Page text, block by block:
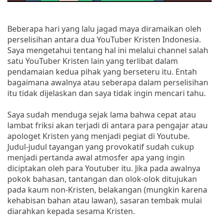
Beberapa hari yang lalu jagad maya diramaikan oleh
perselisihan antara dua YouTuber Kristen Indonesia.
Saya mengetahui tentang hal ini melalui channel salah
satu YouTuber Kristen lain yang terlibat dalam
pendamaian kedua pihak yang berseteru itu. Entah
bagaimana awalnya atau seberapa dalam perselisihan
itu tidak dijelaskan dan saya tidak ingin mencari tahu.
Saya sudah menduga sejak lama bahwa cepat atau
lambat friksi akan terjadi di antara para pengajar atau
apologet Kristen yang menjadi pegiat di Youtube.
Judul-judul tayangan yang provokatif sudah cukup
menjadi pertanda awal atmosfer apa yang ingin
diciptakan oleh para Youtuber itu. Jika pada awalnya
pokok bahasan, tantangan dan olok-olok ditujukan
pada kaum non-Kristen, belakangan (mungkin karena
kehabisan bahan atau lawan), sasaran tembak mulai
diarahkan kepada sesama Kristen.